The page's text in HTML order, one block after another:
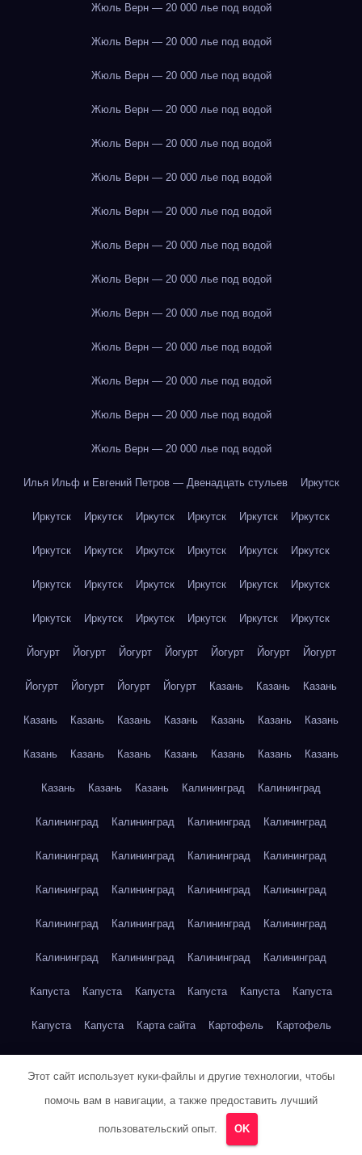
Жюль Верн — 20 000 лье под водой
Жюль Верн — 20 000 лье под водой
Жюль Верн — 20 000 лье под водой
Жюль Верн — 20 000 лье под водой
Жюль Верн — 20 000 лье под водой
Жюль Верн — 20 000 лье под водой
Жюль Верн — 20 000 лье под водой
Жюль Верн — 20 000 лье под водой
Жюль Верн — 20 000 лье под водой
Жюль Верн — 20 000 лье под водой
Жюль Верн — 20 000 лье под водой
Жюль Верн — 20 000 лье под водой
Жюль Верн — 20 000 лье под водой
Жюль Верн — 20 000 лье под водой
Илья Ильф и Евгений Петров — Двенадцать стульев Иркутск
Иркутск Иркутск Иркутск Иркутск Иркутск Иркутск
Иркутск Иркутск Иркутск Иркутск Иркутск Иркутск
Иркутск Иркутск Иркутск Иркутск Иркутск Иркутск
Иркутск Иркутск Иркутск Иркутск Иркутск Иркутск
Йогурт Йогурт Йогурт Йогурт Йогурт Йогурт Йогурт
Йогурт Йогурт Йогурт Йогурт Казань Казань Казань
Казань Казань Казань Казань Казань Казань Казань
Казань Казань Казань Казань Казань Казань Казань
Казань Казань Казань Калининград Калининград
Калининград Калининград Калининград Калининград
Калининград Калининград Калининград Калининград
Калининград Калининград Калининград Калининград
Калининград Калининград Калининград Калининград
Калининград Калининград Калининград Калининград
Капуста Капуста Капуста Капуста Капуста Капуста
Капуста Капуста Карта сайта Картофель Картофель
Кейптаун
Кейптаун Кейптаун Кейптаун
Этот сайт использует куки-файлы и другие технологии, чтобы
помочь вам в навигации, а также предоставить лучший
пользовательский опыт. OK